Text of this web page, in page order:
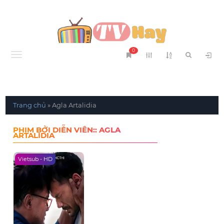
Menu
0
Trang chủ »Agla Artalidia
PHIM BỞI DIỄN VIÊN:: AGLA
ARTALIDIA
Vietsub - HD